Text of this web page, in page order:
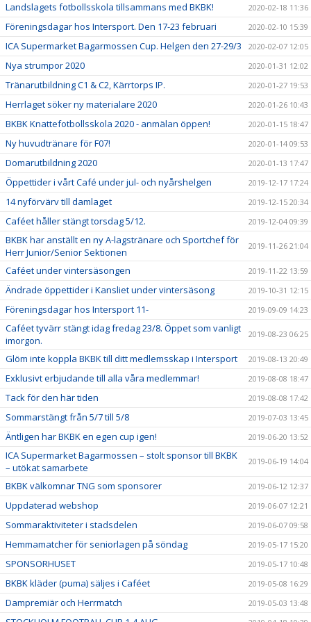
Landslagets fotbollsskola tillsammans med BKBK! 2020-02-18 11:36
Föreningsdagar hos Intersport. Den 17-23 februari 2020-02-10 15:39
ICA Supermarket Bagarmossen Cup. Helgen den 27-29/3 2020-02-07 12:05
Nya strumpor 2020 2020-01-31 12:02
Tränarutbildning C1 & C2, Kärrtorps IP. 2020-01-27 19:53
Herrlaget söker ny materialare 2020 2020-01-26 10:43
BKBK Knattefotbollsskola 2020 - anmälan öppen! 2020-01-15 18:47
Ny huvudtränare för F07! 2020-01-14 09:53
Domarutbildning 2020 2020-01-13 17:47
Öppettider i vårt Café under jul- och nyårshelgen 2019-12-17 17:24
14 nyförvärv till damlaget 2019-12-15 20:34
Caféet håller stängt torsdag 5/12. 2019-12-04 09:39
BKBK har anställt en ny A-lagstränare och Sportchef för
Herr Junior/Senior Sektionen
2019-11-26 21:04
Caféet under vintersäsongen 2019-11-22 13:59
Ändrade öppettider i Kansliet under vintersäsong 2019-10-31 12:15
Föreningsdagar hos Intersport 11- 2019-09-09 14:23
Caféet tyvärr stängt idag fredag 23/8. Öppet som vanligt
imorgon.
2019-08-23 06:25
Glöm inte koppla BKBK till ditt medlemsskap i Intersport 2019-08-13 20:49
Exklusivt erbjudande till alla våra medlemmar! 2019-08-08 18:47
Tack för den här tiden 2019-08-08 17:42
Sommarstängt från 5/7 till 5/8 2019-07-03 13:45
Äntligen har BKBK en egen cup igen! 2019-06-20 13:52
ICA Supermarket Bagarmossen – stolt sponsor till BKBK
– utökat samarbete
2019-06-19 14:04
BKBK välkomnar TNG som sponsorer 2019-06-12 12:37
Uppdaterad webshop 2019-06-07 12:21
Sommaraktiviteter i stadsdelen 2019-06-07 09:58
Hemmamatcher för seniorlagen på söndag 2019-05-17 15:20
SPONSORHUSET 2019-05-17 10:48
BKBK kläder (puma) säljes i Caféet 2019-05-08 16:29
Dampremiär och Herrmatch 2019-05-03 13:48